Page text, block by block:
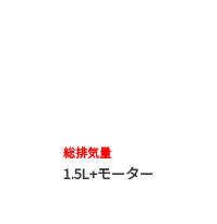
総排気量
1.5L+モーター